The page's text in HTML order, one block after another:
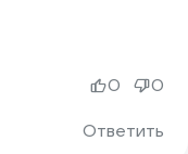
Ответить
0 0